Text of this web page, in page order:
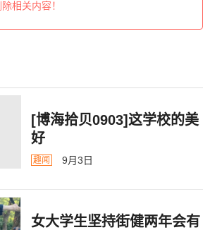
相关内容！
[博海拾贝0903]这学校的美
好
趣闻 9月3日
女大学生坚持街健两年会有